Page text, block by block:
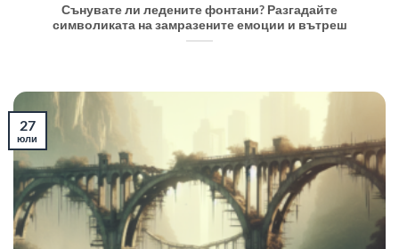
Сънувате ли ледените фонтани? Разгадайте
символиката на замразените емоции и вътреш
27
юли